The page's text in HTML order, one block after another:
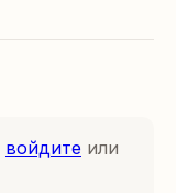
войдите или